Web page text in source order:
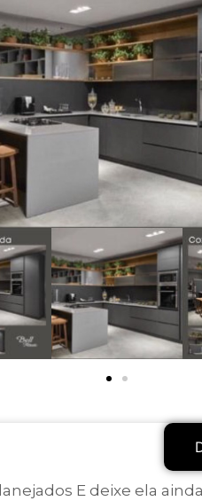
E deixe ela